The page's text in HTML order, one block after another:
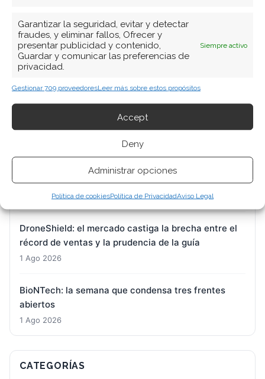
Garantizar la seguridad, evitar y detectar
fraudes, y eliminar fallos, Ofrecer y
presentar publicidad y contenido,
Guardar y comunicar las preferencias de
privacidad.
Siempre activo
Gestionar 709 proveedoresLeer más sobre estos propósitos
Accept
Deny
Administrar opciones
Política de cookiesPolítica de PrivacidadAviso Legal
la navaja entre récords históricos y una liquidación
forzosa
1 Ago 2026
SK Hynix: el pacto con Nvidia y las compras del
presidente desatan el mayor rally del Kospi en 17
Almonty Industries: el adiós definitivo a Toronto y
Sídney deja a Nasdaq como único gran escenario
1 Ago 2026
DroneShield: el mercado castiga la brecha entre el
récord de ventas y la prudencia de la guía
1 Ago 2026
BioNTech: la semana que condensa tres frentes
abiertos
1 Ago 2026
CATEGORÍAS